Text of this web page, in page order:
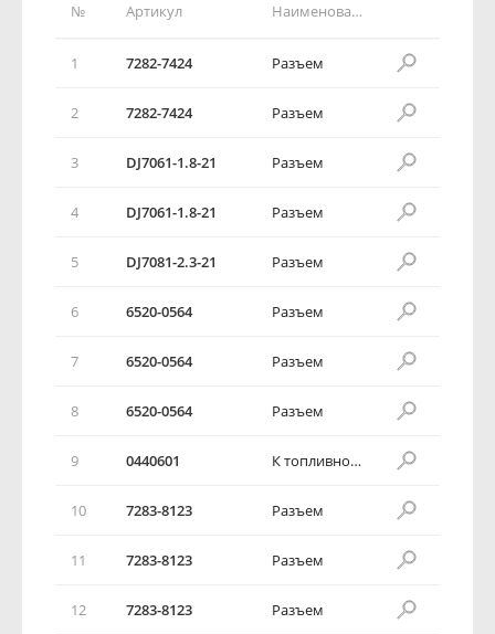
№ Артикул Наименование детали
1 7282-7424 Разъем
2 7282-7424 Разъем
3 DJ7061-1.8-21 Разъем
4 DJ7061-1.8-21 Разъем
5 DJ7081-2.3-21 Разъем
6 6520-0564 Разъем
7 6520-0564 Разъем
8 6520-0564 Разъем
9 0440601 К топливному баку
10 7283-8123 Разъем
11 7283-8123 Разъем
12 7283-8123 Разъем